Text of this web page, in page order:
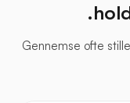
Gennemse ofte